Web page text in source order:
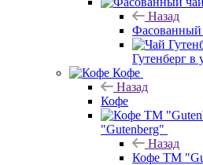
Назад
Фасованный
Гутенберг в
Кофе
Назад
Кофе
"Gutenberg"
Назад
Кофе ТМ